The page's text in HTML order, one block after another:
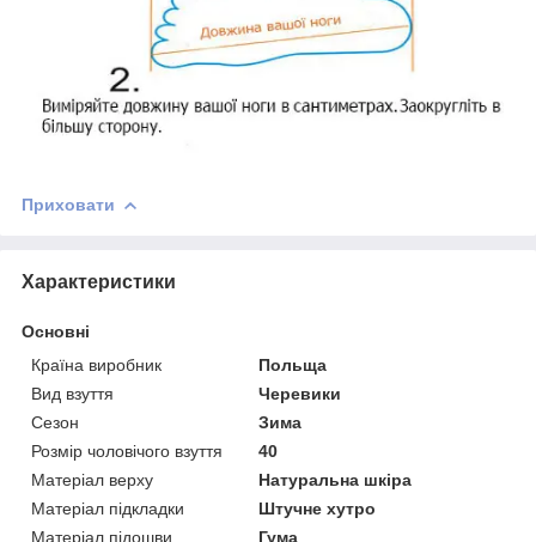
Приховати
Характеристики
Основні
Країна виробник
Польща
Вид взуття
Черевики
Сезон
Зима
Розмір чоловічого взуття
40
Матеріал верху
Натуральна шкіра
Матеріал підкладки
Штучне хутро
Матеріал підошви
Гума